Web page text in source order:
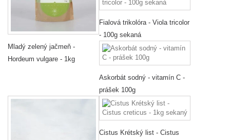
Mladý zelený jačmeň -
Hordeum vulgare - 1kg
Fialová trikolóra - Viola tricolor
- 100g sekaná
Askorbát sodný - vitamín C -
prášek 100g
Cistus Krétský list - Cistus